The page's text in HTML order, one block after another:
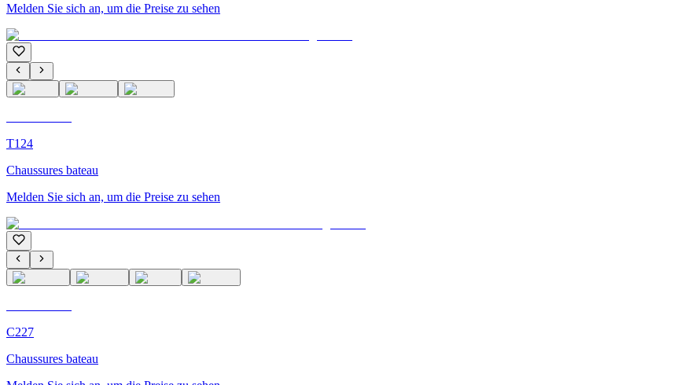
Melden Sie sich an, um die Preise zu sehen
T124
Chaussures bateau
Melden Sie sich an, um die Preise zu sehen
C227
Chaussures bateau